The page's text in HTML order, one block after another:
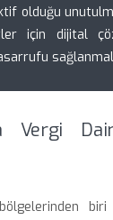
olduğu
için dijital
Vergi
biri